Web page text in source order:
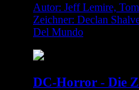
Autor: Jeff Lemire,
Zeichner: Declan
Del Mundo
DC-Horror - Die